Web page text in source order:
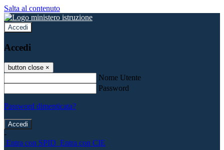
Salta al contenuto
Accedi
Accedi
button close ×
Nome Utente
Password
Password dimenticata?
-
Entra con SPID Entra con CIE